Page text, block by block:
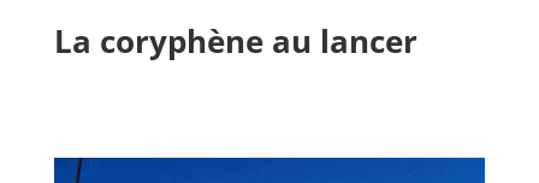
La coryphène au lancer